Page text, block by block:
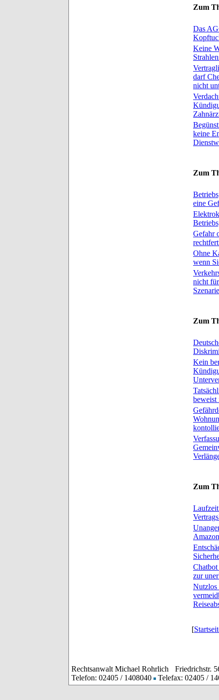
Zum
Das
Keine
darf
nicht
keine
Zum
eine
Gefahr
Ohne
wenn
nicht
Zum
Kein
beweist
Zum
zur
Nutzlos
[
Rechtsanwalt Michael Rohrlich
Friedrichstr.
Telefon: 02405 / 1408040
Telefax: 02405 /